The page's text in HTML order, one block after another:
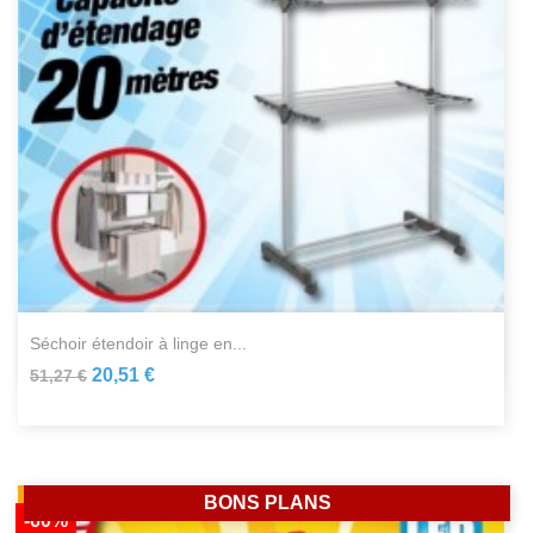
séchoir étendoir à linge en...
51,27 € 20,51 €
-60%
BONS PLANS